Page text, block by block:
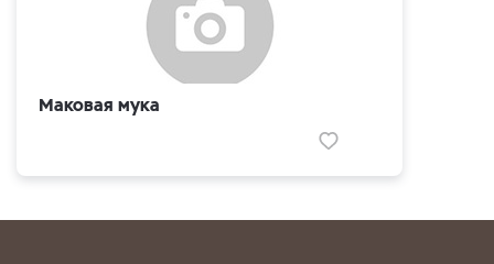
Маковая мука